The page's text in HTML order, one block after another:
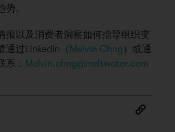
。
报以及消费者洞察如何指导组织变
通过LinkedIn（ Melvin Chng ）或通
系： Melvin.chng@meltwater.com